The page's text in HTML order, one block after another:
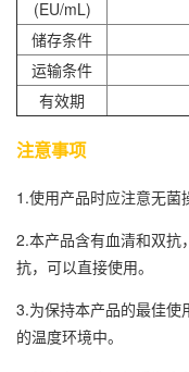
(EU/mL)
储存条件
运输条件
有效期
注意事项
1.使用产品时应注意无菌
2.本产品含有血清和双抗
抗，可以直接使用。
3.为保持本产品的最佳使
的温度环境中。